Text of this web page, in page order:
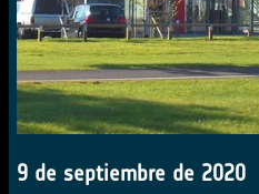
9 de septiembre de 2020